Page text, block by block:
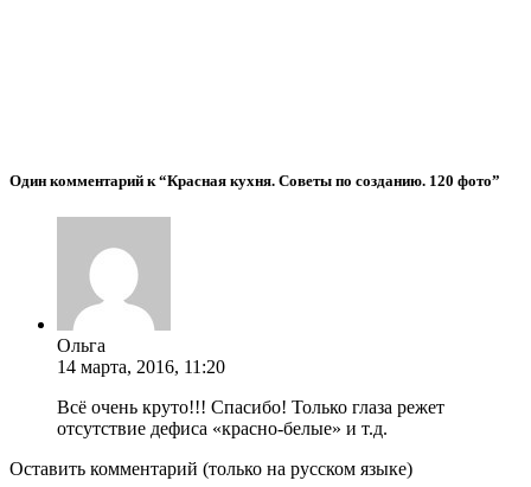
Один комментарий к “Красная кухня. Советы по созданию. 120 фото”
Ольга
14 марта, 2016, 11:20
Всё очень круто!!! Спасибо! Только глаза режет
отсутствие дефиса «красно-белые» и т.д.
Оставить комментарий (только на русском языке)